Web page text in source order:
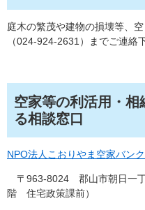
庭木の繁茂や建物の損壊等、
（024-924-2631）までご連絡
空家等の利活用・
る相談窓口
NPO法人こおりやま空家バンク
〒963-8024 郡山市朝日一
階 住宅政策課前）